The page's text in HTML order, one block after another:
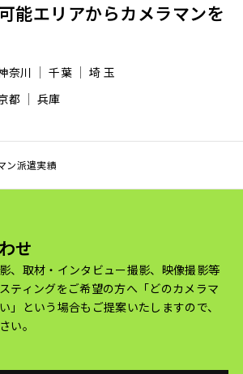
能エリアからカメラマンを
奈川 千葉 埼 玉
都 兵庫
ン派遣実績
せ
、取材・インタビュー撮影、映像撮影等
ティングをご希望の方へ 「どのカメラマ
」という場合もご提案いたしますので、
い。